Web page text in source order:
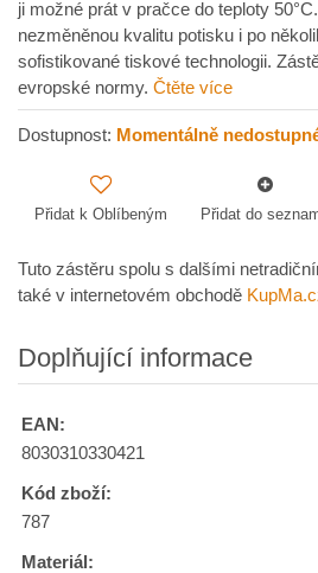
ji možné prát v pračce do teploty
nezměněnou kvalitu potisku i po
sofistikované tiskové technologii.
evropské normy. Čtěte více
Dostupnost: Momentálně
Přidat k Oblíbeným Přidat do
Tuto zástěru spolu s dalšími
také v internetovém obchodě
Doplňující informace
EAN:
8030310330421
Kód zboží:
787
Materiál: